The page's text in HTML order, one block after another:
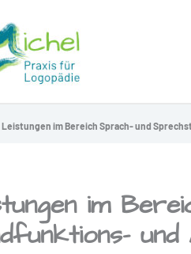
Leistungen im Bereich Sprach- und
im